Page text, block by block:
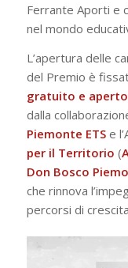
Ferrante Aporti e
nel mondo
L’apertura delle
del Premio è
gratuito e
dalla
Piemonte ETSe
per il Territorio (
Don Bosco
che rinnova
percorsi di